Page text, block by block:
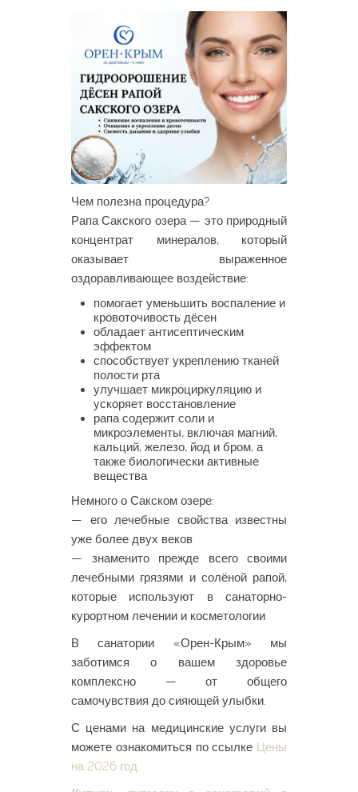
Чем полезна процедура?
Рапа Сакского озера — это природный
концентрат минералов, который
оказывает выраженное
оздоравливающее воздействие:
помогает уменьшить воспаление и
кровоточивость дёсен
обладает антисептическим
эффектом
способствует укреплению тканей
полости рта
улучшает микроциркуляцию и
ускоряет восстановление
рапа содержит соли и
микроэлементы, включая магний,
кальций, железо, йод и бром, а
также биологически активные
вещества
Немного о Сакском озере:
— его лечебные свойства известны
уже более двух веков
— знаменито прежде всего своими
лечебными грязями и солёной рапой,
которые используют в санаторно-
курортном лечении и косметологии
В санатории «Орен-Крым» мы
заботимся о вашем здоровье
комплексно — от общего
самочувствия до сияющей улыбки.
С ценами на медицинские услуги вы
можете ознакомиться по ссылке Цены
на 2026 год